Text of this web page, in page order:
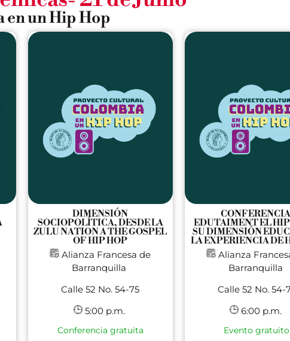
en un Hip Hop
DIMENSIÓN
SOCIOPOLÍTICA, DESDE LA
ZULU NATION A THE GOSPEL
OF HIP HOP
Alianza Francesa de
Barranquilla
Calle 52 No. 54-75
5:00 p.m.
Conferencia gratuita
EDUTAIMENT EL
SU DIMENSIÓN
LA EXPERIENCIA DE
Alianza
Barranquilla
Calle 52 No. 54-
6:00 p.m.
Evento gratuito